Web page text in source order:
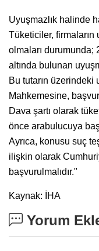
Uyuşmazlık halinde
Tüketiciler,
olmaları durumunda;
altında bulunan
Bu tutarın üzerindeki
Mahkemesine,
Dava şartı olarak
önce arabulucuya
Ayrıca, konusu suç
ilişkin olarak
başvurulmalıdır."
Kaynak: İHA
Yorum